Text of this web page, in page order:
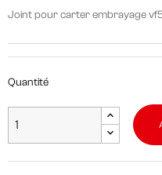
Joint pour carter embrayage
Quantité